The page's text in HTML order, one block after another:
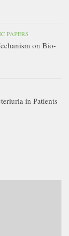
PAPERS
on Bio-
in Patients